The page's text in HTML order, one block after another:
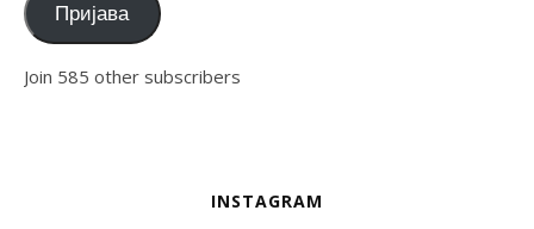
Пријава
Join 585 other subscribers
INSTAGRAM